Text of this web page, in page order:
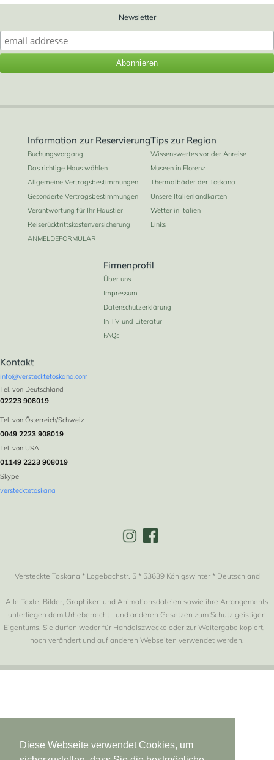
Diese Webseite verwendet Cookies, um
Newsletter
Information zur Reservierung
Buchungsvorgang
Das richtige Haus wählen
Allgemeine Vertragsbestimmungen
Gesonderte Vertragsbestimmungen
Verantwortung für Ihr Haustier
Reiserücktrittskostenversicherung
ANMELDEFORMULAR
Tips zur Region
Wissenswertes vor der Anreise
Museen in Florenz
Thermalbäder der Toskana
Unsere Italienlandkarten
Wetter in Italien
Links
Firmenprofil
Über uns
Impressum
Datenschutzerklärung
In TV und Literatur
FAQs
Kontakt
info@verstecktetoskana.com
Tel. von Deutschland
02223 908019
Tel. von Österreich/Schweiz
0049 2223 908019
Tel. von USA
01149 2223 908019
Skype
verstecktetoskana
Versteckte Toskana * Logebachstr. 5 * 53639 Königswinter * Deutschland
Alle Texte, Bilder, Graphiken und Animationsdateien sowie ihre Arrangements
unterliegen dem Urheberrecht und anderen Gesetzen zum Schutz geistigen
Eigentums. Sie dürfen weder für Handelszwecke oder zur Weitergabe kopiert,
noch verändert und auf anderen Webseiten verwendet werden.